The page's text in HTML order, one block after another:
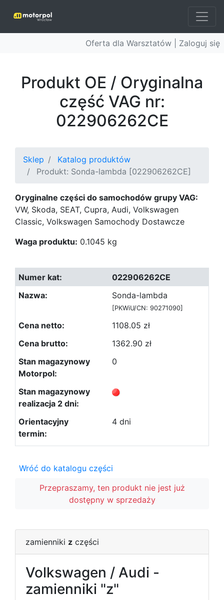
Oferta dla Warsztatów | Zaloguj się
Produkt OE / Oryginalna
część VAG nr:
022906262CE
Sklep
Katalog produktów
Produkt: Sonda-lambda [022906262CE]
Oryginalne części do samochodów grupy VAG:
VW, Skoda, SEAT, Cupra, Audi, Volkswagen
Classic, Volkswagen Samochody Dostawcze
Waga produktu: 0.1045 kg
022906262CE
Sonda-lambda
[PKWiU/CN: 90271090]
1108.05 zł
1362.90 zł
0
4 dni
Wróć do katalogu części
Przepraszamy, ten produkt nie jest już
dostępny w sprzedaży
zamienniki z części
Volkswagen / Audi -
zamienniki "z"